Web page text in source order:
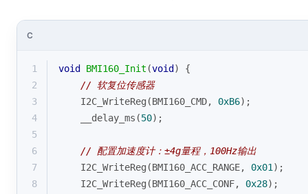
C
1 void BMI160_Init (void )
{
2
// 软复位传感器
3
    I2C_WriteReg(BMI160_CMD,
0xB6);
4
    __delay_ms(
50);
5
6
// 配置加速度计：±4g量程，100Hz输出
7
    I2C_WriteReg(BMI160_ACC_RANGE,
0x01 );
8
    I2C_WriteReg(BMI160_ACC_CONF,
0x28);